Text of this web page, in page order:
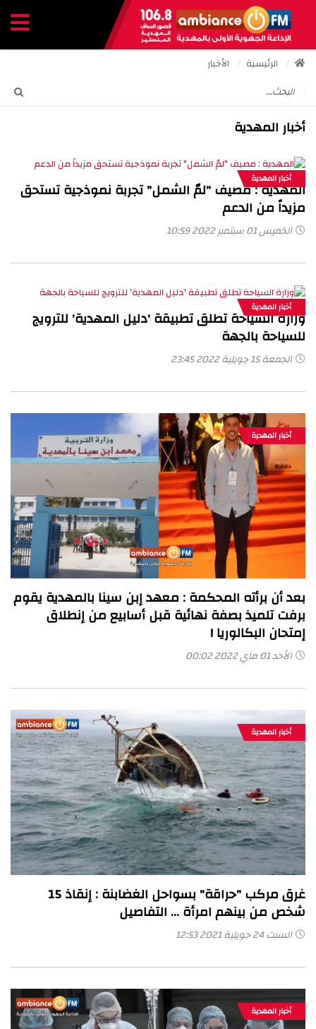
الرئيسية الأخبار
أخبار المهدية
أخبار المهدية
المهدية : مصيف "لمّ الشمل" تجربة نموذجية تستحق
مزيداً من الدعم
الخميس 01 سبتمبر 2022 10:59
أخبار المهدية
وزارة السياحة تطلق تطبيقة 'دليل المهدية' للترويج
للسياحة بالجهة
الجمعة 15 جويلية 2022 23:45
أخبار المهدية
بعد أن برأته المحكمة : معهد إبن سينا بالمهدية يقوم
برفت تلميذ بصفة نهائية قبل أسابيع من إنطلاق
إمتحان البكالوريا !
الأحد 01 ماي 2022 00:02
أخبار المهدية
غرق مركب "حراقة" بسواحل الغضابنة : إنقاذ 15
شخص من بينهم امرأة ... التفاصيل
السبت 24 جويلية 2021 12:53
أخبار المهدية